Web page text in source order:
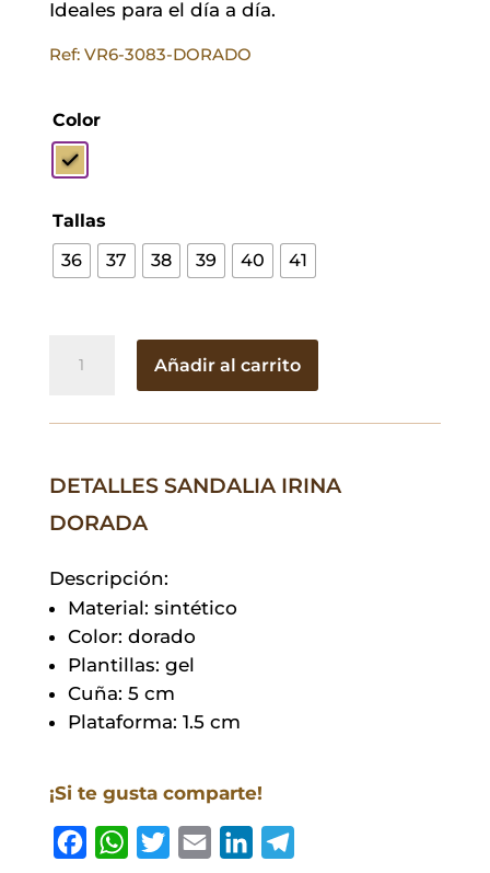
Ideales para el día a día.
Ref: VR6-3083-DORADO
Color
Tallas
36
37 38 39 40 41
Añadir al carrito
DETALLES SANDALIA IRINA
DORADA
Descripción:
Material: sintético
Color: dorado
Plantillas: gel
Cuña: 5 cm
Plataforma: 1.5 cm
¡Si te gusta comparte!
W